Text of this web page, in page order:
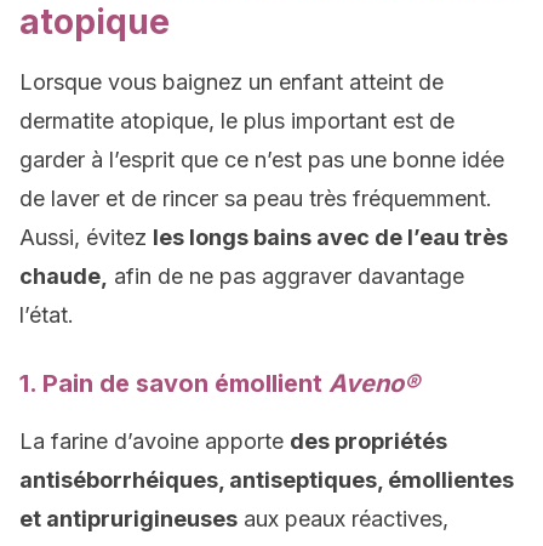
atopique
Lorsque vous baignez un enfant atteint de
dermatite atopique, le plus important est de
garder à l’esprit que ce n’est pas une bonne idée
de laver et de rincer sa peau très fréquemment.
Aussi, évitez les longs bains avec de l’eau très
chaude, afin de ne pas aggraver davantage
l’état.
1. Pain de savon émollient Aveno®
La farine d’avoine apporte des propriétés
antiséborrhéiques, antiseptiques, émollientes
et antiprurigineuses aux peaux réactives,